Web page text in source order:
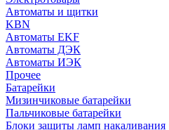
Автоматы и щитки
KBN
Автоматы EKF
Автоматы ДЭК
Автоматы ИЭК
Прочее
Батарейки
Мизинчиковые батарейки
Пальчиковые батарейки
Блоки защиты ламп накаливания